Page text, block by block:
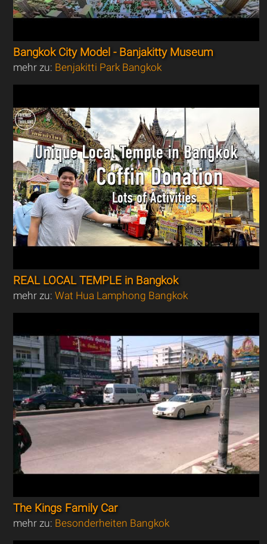
Bangkok City Model - Banjakitty Museum
mehr zu: Benjakitti Park Bangkok
REAL LOCAL TEMPLE in Bangkok
mehr zu:Wat Hua Lamphong Bangkok
The Kings Family Car
mehr zu: Besonderheiten Bangkok